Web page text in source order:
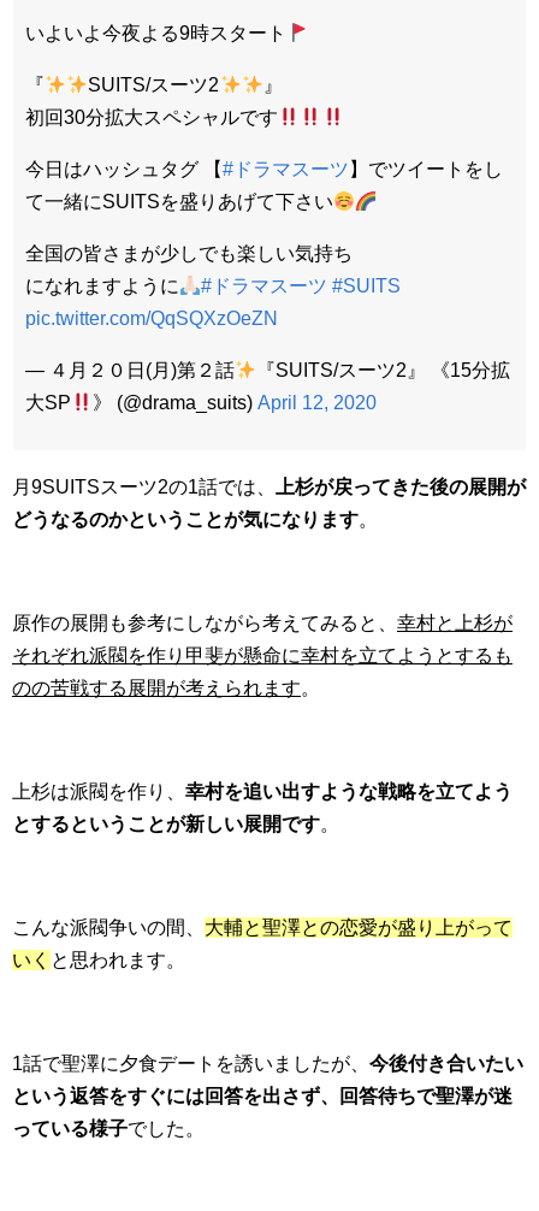
いよいよ今夜よる9時スタート
『 SUITS/スーツ2
』
初回30分拡大スペシャルです
今日はハッシュタグ 【#ドラマスーツ 】でツイートをし
て一緒にSUITSを盛りあげて下さい
全国の皆さまが少しでも楽しい気持ち
になれますように
#ドラマスーツ #SUITS
pic.twitter.com/QqSQXzOeZN
— ４月２０日(月)第２話
『SUITS/スーツ2』 《15分拡
大SP
》 (@drama_suits)April 12, 2020
月9SUITSスーツ2の1話では、
上杉が戻ってきた後の展開が
どうなるのかということが気になります。
原作の展開も参考にしながら考えてみると、 幸村と上杉が
それぞれ派閥を作り甲斐が懸命に幸村を立てようとするも
のの苦戦する展開が考えられます。
上杉は派閥を作り、 幸村を追い出すような戦略を立てよう
とするということが新しい展開です。
こんな派閥争いの間、 大輔と聖澤との恋愛が盛り上がって
いく と思われます。
1話で聖澤に夕食デートを誘いましたが、 今後付き合いたい
という返答をすぐには回答を出さず、回答待ちで聖澤が迷
っている様子でした。